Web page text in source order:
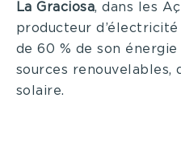
La Graciosa, dans les
producteur
de 60 % de son
sources renouvelables,
solaire.